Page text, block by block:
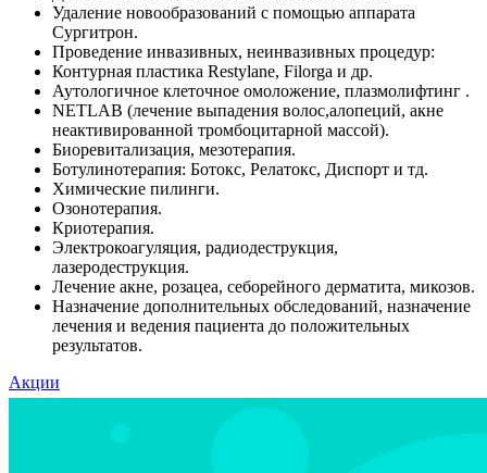
Удаление новообразований с помощью аппарата
Сургитрон.
Проведение инвазивных, неинвазивных процедур:
Контурная пластика Restylane, Filorga и др.
Аутологичное клеточное омоложение, плазмолифтинг .
NETLAB (лечение выпадения волос,алопеций, акне
неактивированной тромбоцитарной массой).
Биоревитализация, мезотерапия.
Ботулинотерапия: Ботокс, Релатокс, Диспорт и тд.
Химические пилинги.
Озонотерапия.
Криотерапия.
Электрокоагуляция, радиодеструкция,
лазеродеструкция.
Лечение акне, розацеа, себорейного дерматита, микозов.
Назначение дополнительных обследований, назначение
лечения и ведения пациента до положительных
результатов.
Акции